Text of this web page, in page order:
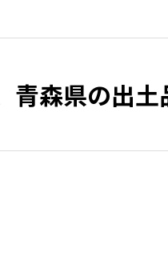
青森県の出土